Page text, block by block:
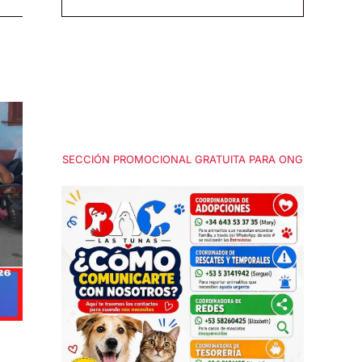
SECCIÓN PROMOCIONAL GRATUITA PARA ONG